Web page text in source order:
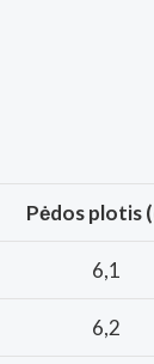
Pėdos plotis
6,1
6,2